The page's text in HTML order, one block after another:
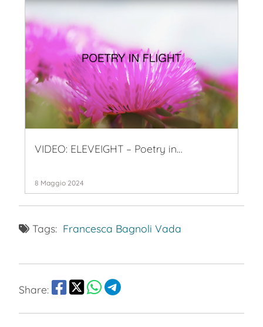
VIDEO: ELEVEIGHT – Poetry in…
8 Maggio 2024
Tags: Francesca Bagnoli Vada
Share: